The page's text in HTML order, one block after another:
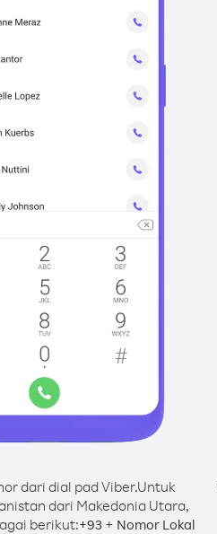
dari dial pad Viber.Untuk
dari Makedonia Utara,
berikut:+93 + Nomor Lokal